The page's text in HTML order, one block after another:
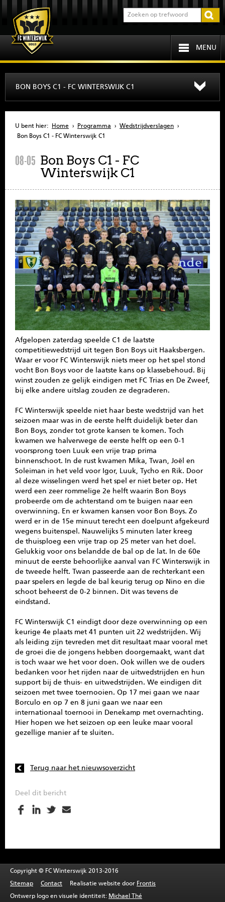
MENU
OVER FCW
INFORMATIE
SENIOREN
SPONSOREN
CONTACT
MENU
BON BOYS C1 - FC WINTERSWIJK C1
U bent hier: Home › Programma › Wedstrijdverslagen ›
Bon Boys C1 - FC Winterswijk C1
08-05 Bon Boys C1 - FC
Winterswijk C1
Afgelopen zaterdag speelde C1 de laatste
competitiewedstrijd uit tegen Bon Boys uit Haaksbergen.
Waar er voor FC Winterswijk niets meer op het spel stond
vocht Bon Boys voor de laatste kans op klassebehoud. Bij
winst zouden ze gelijk eindigen met FC Trias en De Zweef,
bij elke andere uitslag zouden ze degraderen.
FC Winterswijk speelde niet haar beste wedstrijd van het
seizoen maar was in de eerste helft duidelijk beter dan
Bon Boys, zonder tot grote kansen te komen. Toch
kwamen we halverwege de eerste helft op een 0-1
voorsprong toen Luuk een vrije trap prima
binnenschoot. In de rust kwamen Mika, Twan, Joël en
Soleiman in het veld voor Igor, Luuk, Tycho en Rik. Door
al deze wisselingen werd het spel er niet beter op. Het
werd een zeer rommelige 2e helft waarin Bon Boys
probeerde om de achterstand om te buigen naar een
overwinning. En er kwamen kansen voor Bon Boys. Zo
werd er in de 15e minuut terecht een doelpunt afgekeurd
wegens buitenspel. Nauwelijks 5 minuten later kreeg
de thuisploeg een vrije trap op 25 meter van het doel.
Gelukkig voor ons belandde de bal op de lat. In de 60e
minuut de eerste behoorlijke aanval van FC Winterswijk in
de tweede helft. Twan passeerde aan de rechterkant een
paar spelers en legde de bal keurig terug op Nino en die
schoot beheerst de 0-2 binnen. Dit was tevens de
eindstand.
FC Winterswijk C1 eindigt door deze overwinning op een
keurige 4e plaats met 41 punten uit 22 wedstrijden. Wij
als leiding zijn tevreden met dit resultaat maar vooral met
de groei die de jongens hebben doorgemaakt, want dat
is toch waar we het voor doen. Ook willen we de ouders
bedanken voor het rijden naar de uitwedstrijden en hun
support bij de thuis- en uitwedstrijden. We eindigen dit
seizoen met twee toernooien. Op 17 mei gaan we naar
Borculo en op 7 en 8 juni gaan we naar een
internationaal toernooi in Denekamp met overnachting.
Hier hopen we het seizoen op een leuke maar vooral
gezellige manier af te sluiten.
Terug naar het nieuwsoverzicht
Deel dit bericht
Copyright © FC Winterswijk 2013-2016
Sitemap Contact Realisatie website door Frontis
Ontwerp logo en visuele identiteit: Michael Thé